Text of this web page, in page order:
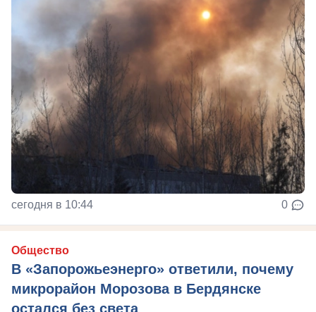
сегодня в 10:44 0
Общество
В «Запорожьеэнерго» ответили, почему
микрорайон Морозова в Бердянске
остался без света